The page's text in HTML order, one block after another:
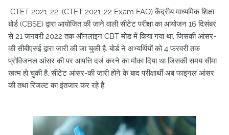
CTET 2021-22: (CTET 2021-22 Exam FAQ) केंद्रीय माध्यमिक शिक्षा
बोर्ड (CBSE) द्वारा आयोजित की जाने वाली सीटेट परीक्षा का आयोजन 16 दिसंबर
से 21 जनवरी 2022 तक ऑनलाइन CBT मोड में किया गया था. जिसकी आंसर-
की सीबीएसई द्वारा जारी की जा चुकी है. बोर्ड ने अभ्यर्थियों को 4 फरवरी तक
प्रोविजनल आंसर की पर आपत्ति दर्ज करने का मौका दिया था जिसकी समय सीमा
खत्म हो चुकी है. सीटेट आंसर-की जारी होने के बाद परीक्षार्थी अब फाइनल आंसर
की तथा रिजल्ट का इंतजार कर रहे हैं.